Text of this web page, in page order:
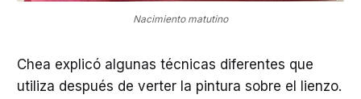
Nacimiento matutino
Chea explicó algunas técnicas diferentes que
utiliza después de verter la pintura sobre el lienzo.